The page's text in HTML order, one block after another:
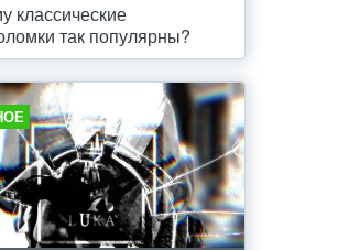
классические
так популярны?